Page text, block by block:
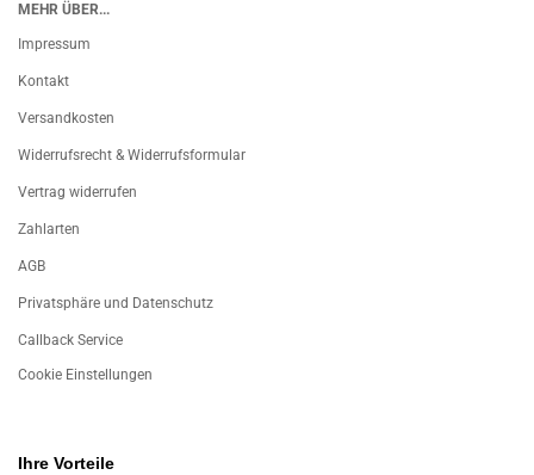
MEHR ÜBER...
Impressum
Kontakt
Versandkosten
Widerrufsrecht & Widerrufsformular
Vertrag widerrufen
Zahlarten
AGB
Privatsphäre und Datenschutz
Callback Service
Cookie Einstellungen
Ihre Vorteile